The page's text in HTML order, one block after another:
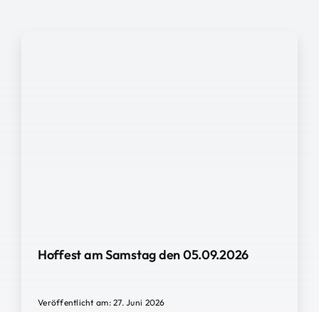
Hoffest am Samstag den 05.09.2026
Veröffentlicht am: 27. Juni 2026